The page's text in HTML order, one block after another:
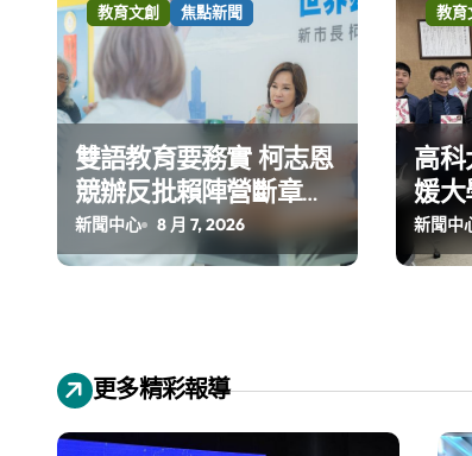
教育文創 焦點新聞
雙語教育要務實 柯志恩
競辦反批賴陣營斷章取
義 表達嚴正抗議
新聞中心 8 月 7, 2026
教育
高科
媛大
世豐
新聞中
更多精彩報導